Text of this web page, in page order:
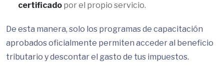
certificado por el propio servicio.
De esta manera, solo los programas de capacitación
aprobados oficialmente permiten acceder al beneficio
tributario y descontar el gasto de tus impuestos.